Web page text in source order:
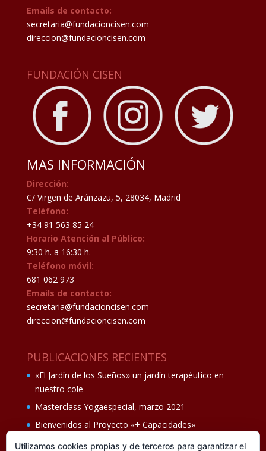
Emails de contacto:
secretaria@fundacioncisen.com
direccion@fundacioncisen.com
FUNDACIÓN CISEN
MAS INFORMACIÓN
Dirección:
C/ Virgen de Aránzazu, 5, 28034, Madrid
Teléfono:
+34 91 563 85 24
Horario Atención al Público:
9:30 h. a 16:30 h.
Teléfono móvil:
681 062 973
Emails de contacto:
secretaria@fundacioncisen.com
direccion@fundacioncisen.com
PUBLICACIONES RECIENTES
«El Jardín de los Sueños» un jardín terapéutico en
nuestro cole
Masterclass Yogaespecial, marzo 2021
Bienvenidos al Proyecto «+ Capacidades»
Fiesta de fin de curso Los oficios 14 de junio
Utilizamos cookies propias y de terceros para garantizar el